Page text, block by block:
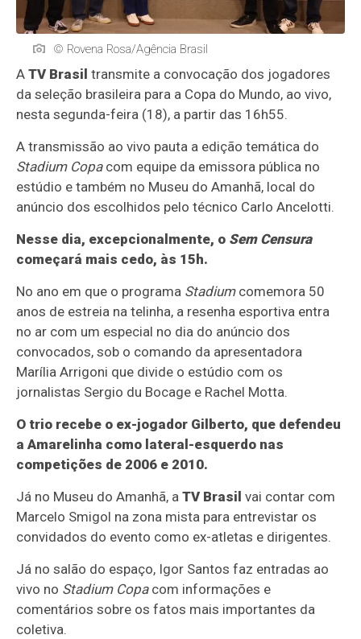
© Rovena Rosa/Agência Brasil
ATV Brasil transmite a convocação dos jogadores
da seleção brasileira para a Copa do Mundo, ao vivo,
nesta segunda-feira (18), a partir das 16h55.
A transmissão ao vivo pauta a edição temática do
Stadium Copacom equipe da emissora pública no
estúdio e também no Museu do Amanhã, local do
anúncio dos escolhidos pelo técnico Carlo Ancelotti.
Nesse dia, excepcionalmente, o Sem Censura
começará mais cedo, às 15h.
No ano em que o programa Stadiumcomemora 50
anos de estreia na telinha, a resenha esportiva entra
no ar com um especial no dia do anúncio dos
convocados, sob o comando da apresentadora
Marília Arrigoni que divide o estúdio com os
jornalistas Sergio du Bocage e Rachel Motta.
O trio recebe o ex-jogador Gilberto, que defendeu
a Amarelinha como lateral-esquerdo nas
competições de 2006 e 2010.
Já no Museu do Amanhã, aTV Brasil vai contar com
Marcelo Smigol na zona mista para entrevistar os
convidados do evento como ex-atletas e dirigentes.
Já no salão do espaço, Igor Santos faz entradas ao
vivo no Stadium Copacom informações e
comentários sobre os fatos mais importantes da
coletiva.